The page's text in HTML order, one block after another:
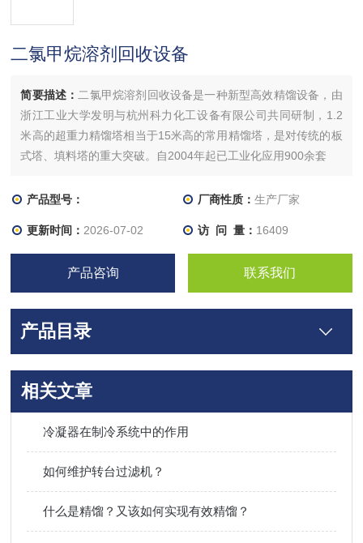
二氯甲烷溶剂回收设备
简要描述： 二氯甲烷溶剂回收设备是一种新型高效精馏设备，由
浙江工业大学发明与杭州科力化工设备有限公司共同研制，1.2
米高的超重力精馏塔相当于15米高的常用精馏塔，是对传统的板
式塔、填料塔的重大突破。自2004年起已工业化应用900余套
产品型号： 厂商性质： 生产厂家
更新时间： 2026-07-02 访 问 量： 16409
产品咨询 联系我们
产品目录
相关文章
冷凝器在制冷系统中的作用
如何维护转台过滤机？
什么是精馏？又该如何实现有效精馏？